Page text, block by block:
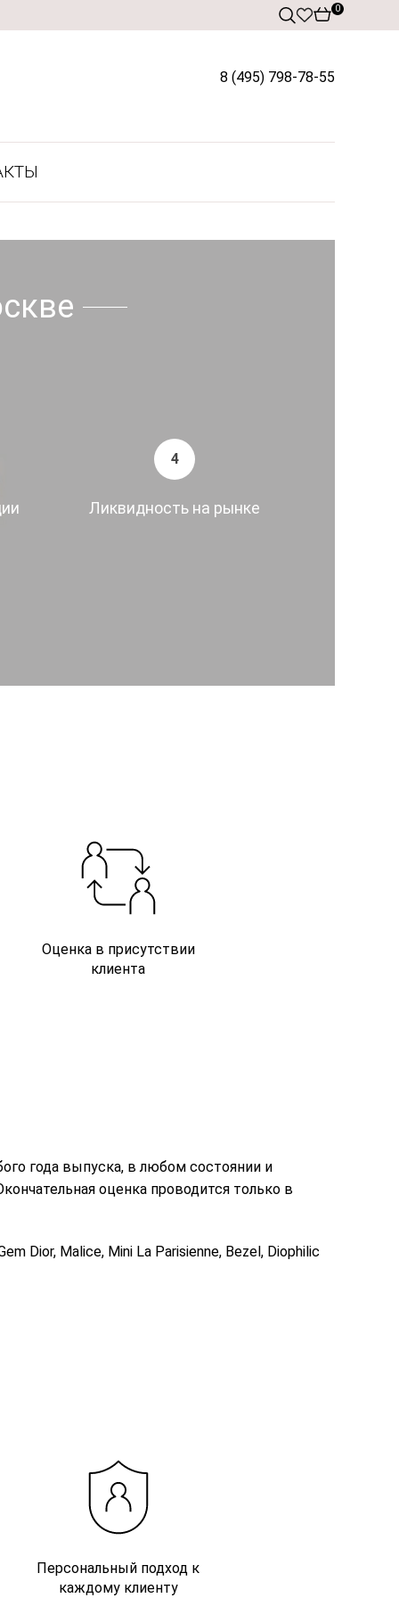
0
8 (495) 798-78-55
4
Ликвидность на рынке
Оценка в присутствии
клиента
года выпуска, в любом состоянии и
оценка проводится только в
Dior, Malice, Mini La Parisienne, Bezel, Diophilic
Персональный подход к
каждому клиенту